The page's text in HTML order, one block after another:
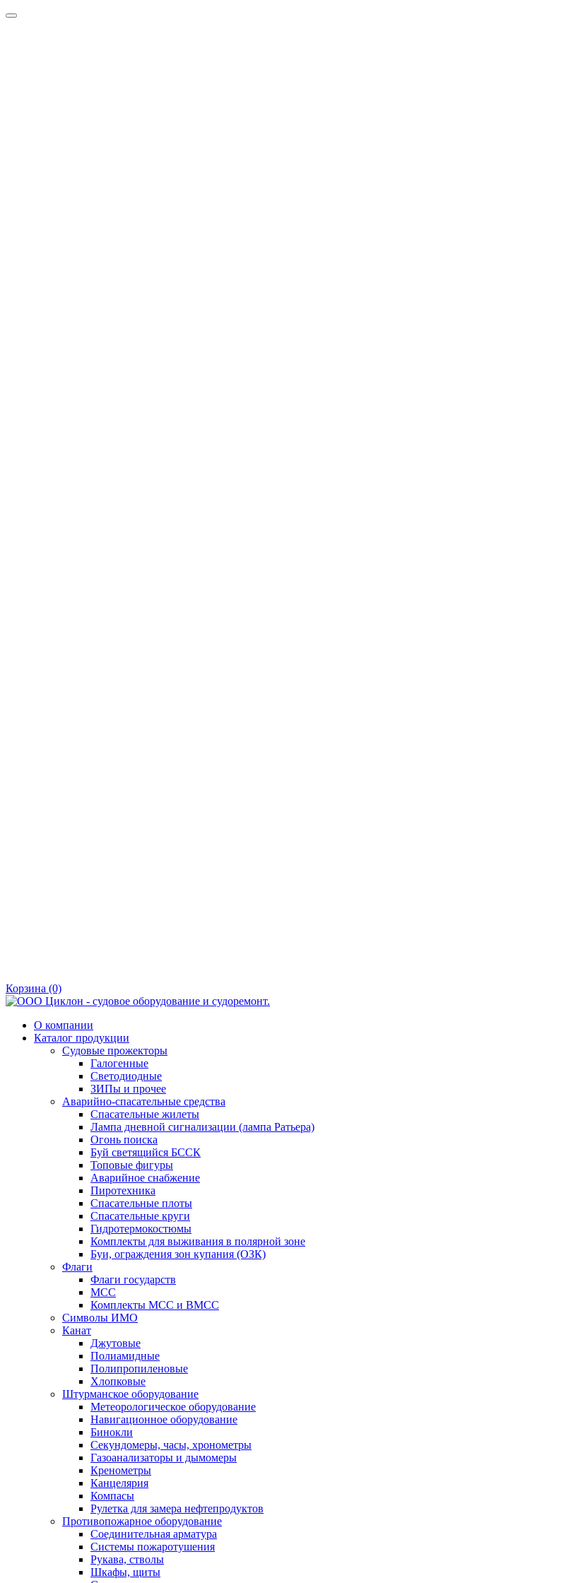
Корзина (0)
О компании
Каталог продукции
Судовые прожекторы
Галогенные
Светодиодные
ЗИПы и прочее
Аварийно-спасательные средства
Спасательные жилеты
Лампа дневной сигнализации (лампа Ратьера)
Огонь поиска
Буй светящийся БССК
Топовые фигуры
Аварийное снабжение
Пиротехника
Спасательные плоты
Спасательные круги
Гидротермокостюмы
Комплекты для выживания в полярной зоне
Буи, ограждения зон купания (ОЗК)
Флаги
Флаги государств
МСС
Комплекты МСС и ВМСС
Символы ИМО
Канат
Джутовые
Полиамидные
Полипропиленовые
Хлопковые
Штурманское оборудование
Метеорологическое оборудование
Навигационное оборудование
Бинокли
Секундомеры, часы, хронометры
Газоанализаторы и дымомеры
Кренометры
Канцелярия
Компасы
Рулетка для замера нефтепродуктов
Противопожарное оборудование
Соединительная арматура
Системы пожаротушения
Рукава, стволы
Шкафы, щиты